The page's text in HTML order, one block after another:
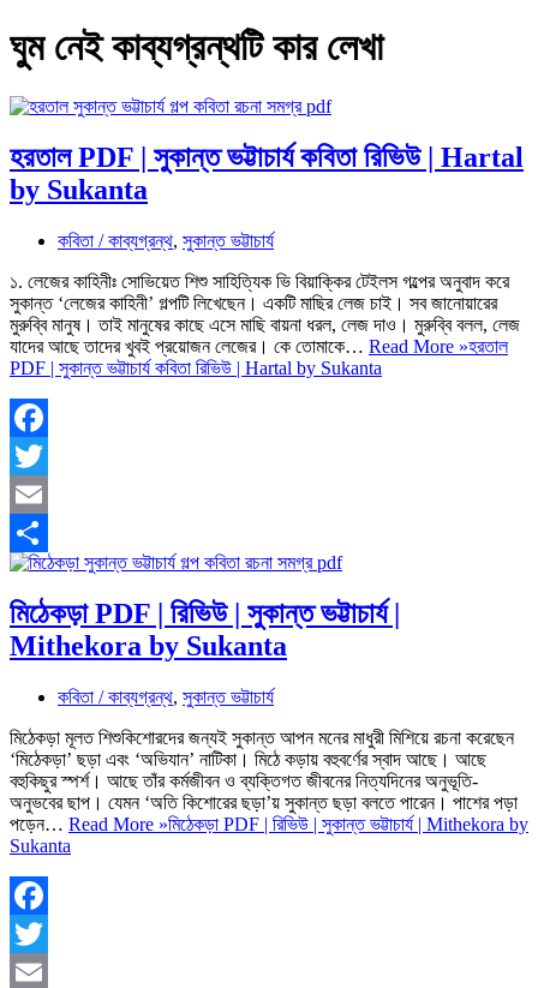
ঘুম নেই কাব্যগ্রন্থটি কার লেখা
হরতাল PDF | সুকান্ত ভট্টাচার্য কবিতা রিভিউ | Hartal
by Sukanta
কবিতা / কাব্যগ্রন্থ, সুকান্ত ভট্টাচার্য
১. লেজের কাহিনীঃ সোভিয়েত শিশু সাহিত্যিক ভি বিয়াক্কির টেইলস গল্পের অনুবাদ করে
সুকান্ত ‘লেজের কাহিনী’ গল্পটি লিখেছেন। একটি মাছির লেজ চাই। সব জানোয়ারের
মুরুব্বি মানুষ। তাই মানুষের কাছে এসে মাছি বায়না ধরল, লেজ দাও। মুরুব্বি বলল, লেজ
যাদের আছে তাদের খুবই প্রয়োজন লেজের। কে তোমাকে… Read More »হরতাল
PDF | সুকান্ত ভট্টাচার্য কবিতা রিভিউ | Hartal by Sukanta
Facebook
Twitter
Email
Share
মিঠেকড়া PDF | রিভিউ | সুকান্ত ভট্টাচার্য |
Mithekora by Sukanta
কবিতা / কাব্যগ্রন্থ, সুকান্ত ভট্টাচার্য
মিঠেকড়া মূলত শিশুকিশোরদের জন্যই সুকান্ত আপন মনের মাধুরী মিশিয়ে রচনা করেছেন
‘মিঠেকড়া’ ছড়া এবং ‘অভিযান’ নাটিকা। মিঠে কড়ায় বহুবর্ণের স্বাদ আছে। আছে
বহুকিছুর স্পর্শ। আছে তাঁর কর্মজীবন ও ব্যক্তিগত জীবনের নিত্যদিনের অনুভূতি-
অনুভবের ছাপ। যেমন ‘অতি কিশোরের ছড়া’য় সুকান্ত ছড়া বলতে পারেন। পাশের পড়া
পড়েন… Read More »মিঠেকড়া PDF | রিভিউ | সুকান্ত ভট্টাচার্য | Mithekora by
Sukanta
Facebook
Twitter